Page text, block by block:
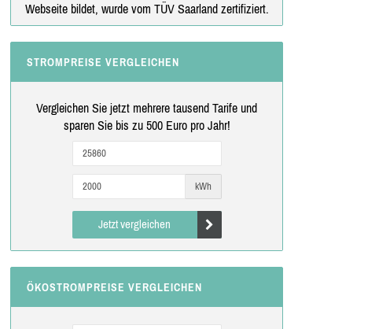
Webseite bildet, wurde vom TÜV Saarland zertifiziert.
STROMPREISE VERGLEICHEN
Vergleichen Sie jetzt mehrere tausend Tarife und
sparen Sie bis zu 500 Euro pro Jahr!
kWh
Jetzt vergleichen
ÖKOSTROMPREISE VERGLEICHEN